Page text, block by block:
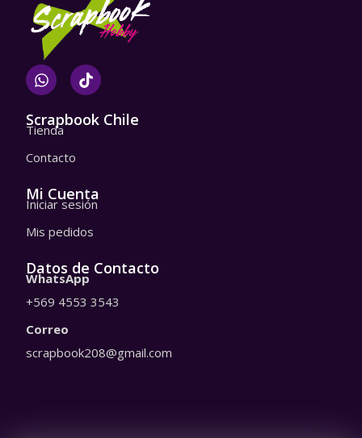
W
h
t
s
p
T
i
t
Scrapbook Chile
Tienda
Contacto
Mi Cuenta
Iniciar sesión
Mis pedidos
Datos de Contacto
WhatsApp
+569 4553 3543
Correo
scrapbook208@gmail.com